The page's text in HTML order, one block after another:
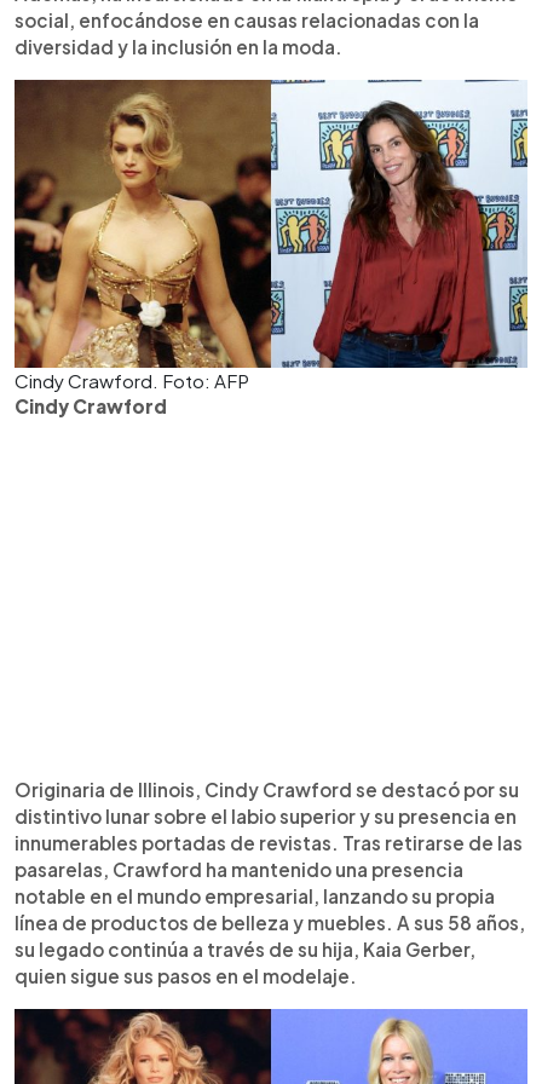
social, enfocándose en causas relacionadas con la
diversidad y la inclusión en la moda.
Cindy Crawford. Foto: AFP
Cindy Crawford
Originaria de Illinois, Cindy Crawford se destacó por su
distintivo lunar sobre el labio superior y su presencia en
innumerables portadas de revistas. Tras retirarse de las
pasarelas, Crawford ha mantenido una presencia
notable en el mundo empresarial, lanzando su propia
línea de productos de belleza y muebles. A sus 58 años,
su legado continúa a través de su hija, Kaia Gerber,
quien sigue sus pasos en el modelaje.